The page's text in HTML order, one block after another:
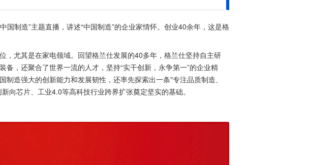
国制造”主题直播，讲述“中国制造”的企业家情怀。创业40余年，这是格
，尤其是在家电领域。回望格兰仕发展的40多年，格兰仕坚持自主研
，还聚合了世界一流的人才，坚持“实干创新，永争第一”的企业精
造强大的创新能力和发展韧性，还率先探索出一条"专注品质制造、
向芯片、工业4.0等高科技行业跨界扩张奠定坚实的基础。